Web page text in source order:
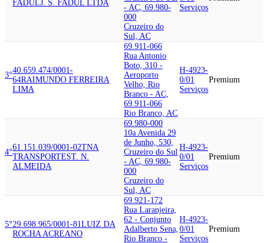
FADULJ. S. FADUL LTDA
- AC, 69.980-
000
Cruzeiro do
Sul, AC
Serviços
3°
40.659.474/0001-
64RAIMUNDO FERREIRA
LIMA
69.911-066
Rua Antonio
Boto, 310 -
Aeroporto
Velho, Rio
Branco - AC,
69.911-066
Rio Branco, AC
H-4923-
0/01
Serviços
Premium
4°
61.151.039/0001-02TNA
TRANSPORTEST. N.
ALMEIDA
69.980-000
10a Avenida 29
de Junho, 530,
Cruzeiro do Sul
- AC, 69.980-
000
Cruzeiro do
Sul, AC
H-4923-
0/01
Serviços
Premium
5°29.698.965/0001-81LUIZ DA
ROCHA ACREANO
69.921-172
Rua Laranjeira,
62 - Conjunto
Adalberto Sena,
Rio Branco -
H-4923-
0/01
Serviços
Premium